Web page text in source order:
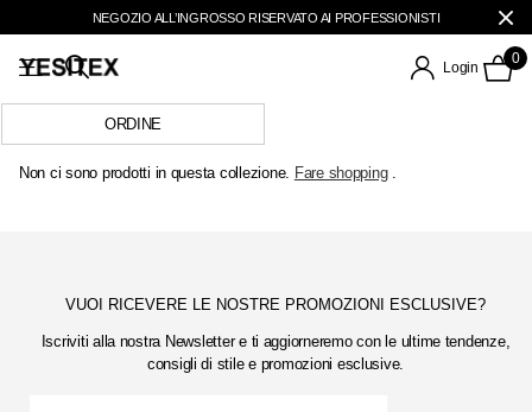
NEGOZIO ALL’INGROSSO RISERVATO AI PROFESSIONISTI
Login
0
Non ci sono prodotti in questa collezione. Fare shopping.
VUOI RICEVERE LE NOSTRE PROMOZIONI ESCLUSIVE?
Iscriviti alla nostra Newsletter e ti aggiorneremo con le ultime tendenze,
consigli di stile e promozioni esclusive.